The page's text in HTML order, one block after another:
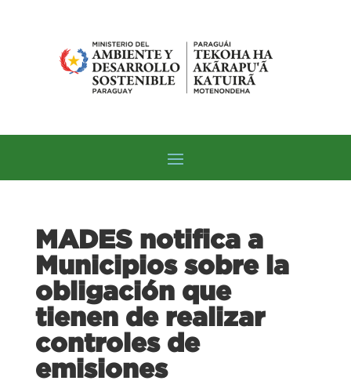
MADES notifica a
Municipios sobre la
obligación que
tienen de realizar
controles de
emisiones